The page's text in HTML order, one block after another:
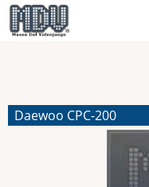
Pasar
al
Daewoo CPC-200